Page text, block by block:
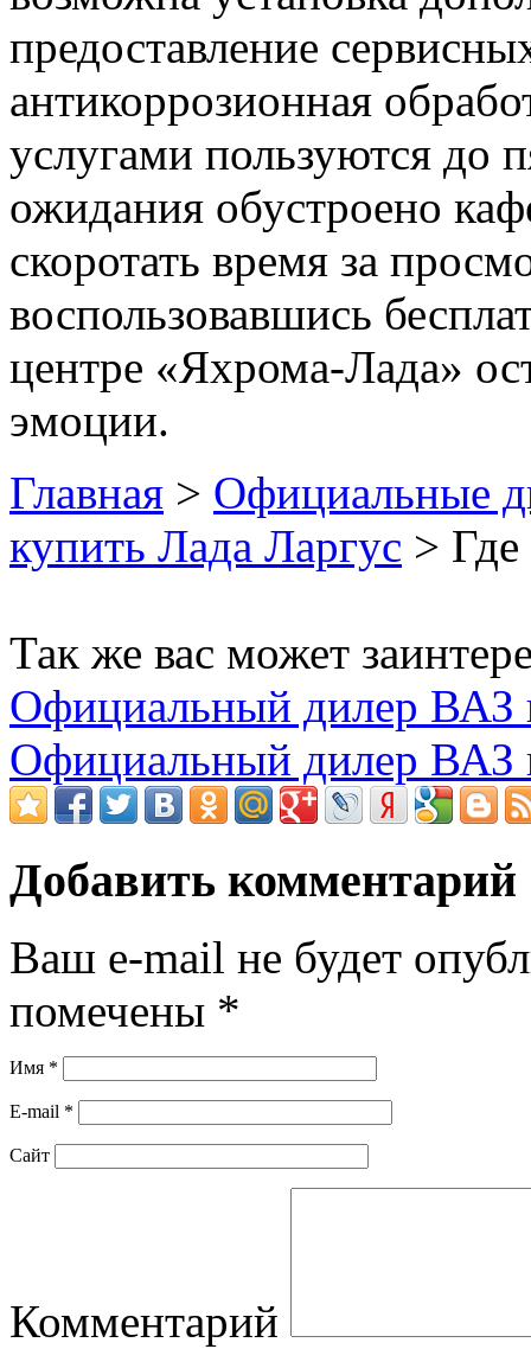
предоставление
антикоррозионная
услугами пользуются до
ожидания обустроено
скоротать время за
воспользовавшись
центре «Яхрома-Лада»
эмоции.
Главная > Официальные
купить Лада Ларгус >
Так же вас может
Официальный дилер ВАЗ
Официальный дилер ВАЗ
Добавить комментарий
Ваш e-mail не будет
помечены *
Имя *
E-mail *
Сайт
Комментарий